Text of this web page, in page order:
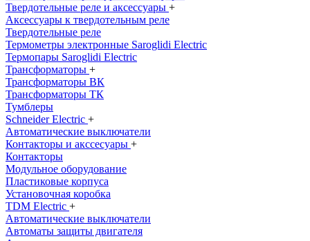
Твердотельные реле и аксессуары +
Аксессуары к твердотельным реле
Твердотельные реле
Термометры электронные Saroglidi Electric
Термопары Saroglidi Electric
Трансформаторы +
Трансформаторы ВК
Трансформаторы ТК
Тумблеры
Schneider Electric +
Автоматические выключатели
Контакторы и акссесуары +
Контакторы
Модульное оборудование
Пластиковые корпуса
Установочная коробка
TDM Electric +
Автоматические выключатели
Автоматы защиты двигателя